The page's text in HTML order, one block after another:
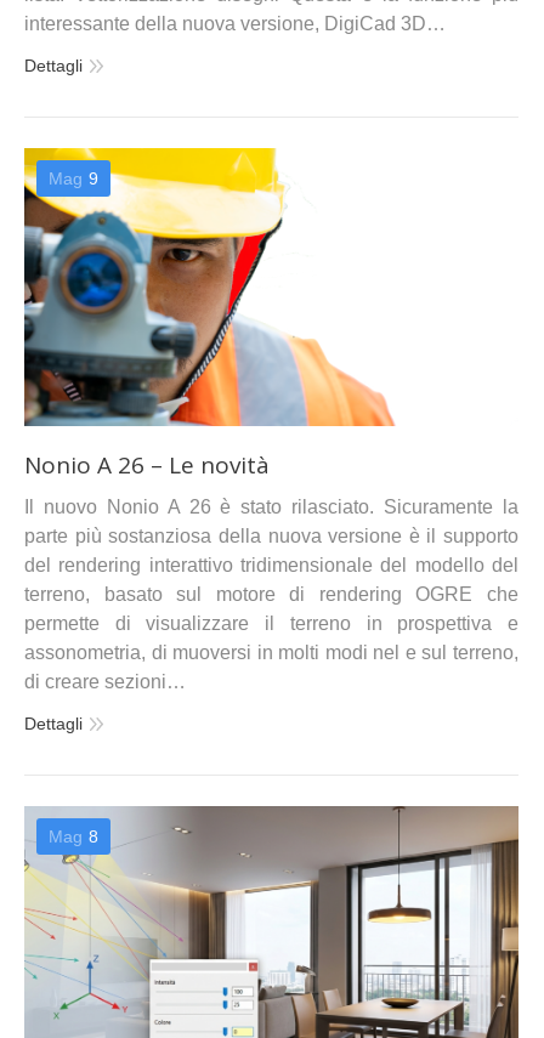
interessante della nuova versione, DigiCad 3D…
Dettagli
Mag 9
Nonio A 26 – Le novità
Il nuovo Nonio A 26 è stato rilasciato. Sicuramente la
parte più sostanziosa della nuova versione è il supporto
del rendering interattivo tridimensionale del modello del
terreno, basato sul motore di rendering OGRE che
permette di visualizzare il terreno in prospettiva e
assonometria, di muoversi in molti modi nel e sul terreno,
di creare sezioni…
Dettagli
Mag 8